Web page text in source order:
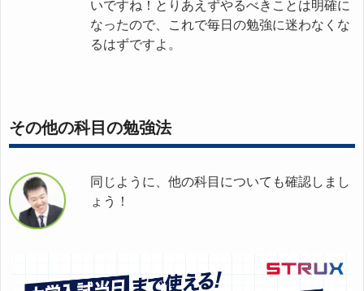
いですね！とりあえずやるべきことは明確に
なったので、これで毎日の勉強に迷わなくな
るはずですよ。
その他の科目の勉強法
同じように、他の科目についても確認しまし
ょう！